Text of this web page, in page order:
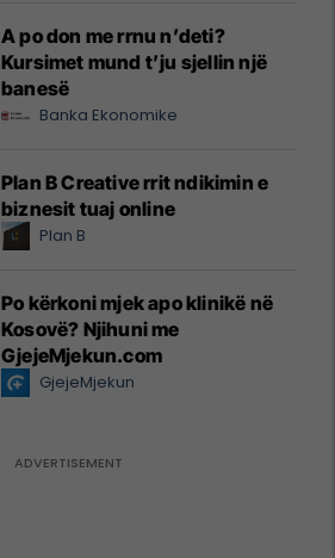
A po don me rrnu n’deti?
Kursimet mund t’ju sjellin një
banesë
Banka Ekonomike
Plan B Creative rrit ndikimin e
biznesit tuaj online
Plan B
Po kërkoni mjek apo klinikë në
Kosovë? Njihuni me
GjejeMjekun.com
GjejeMjekun